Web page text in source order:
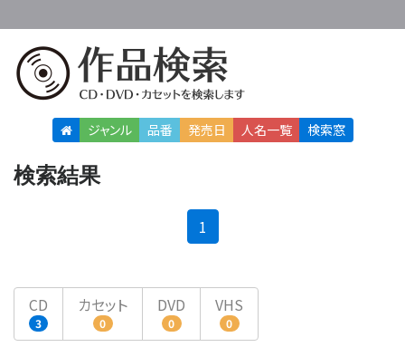
ジャンル 品番 発売日 人名一覧 検索窓
検索結果
1
CD
3
カセット
0
DVD
0
VHS
0